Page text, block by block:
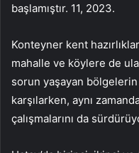
başlamıştır. 11, 2023.
Konteyner kent
mahalle ve köylere de
sorun yaşayan bölgelerin
karşılarken, aynı
çalışmalarını da